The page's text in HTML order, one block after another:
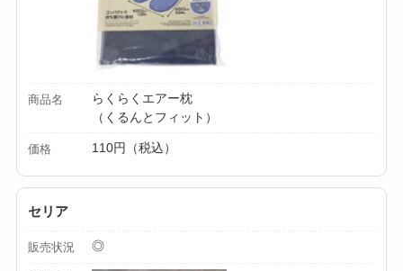
ー収納ポーチは買え
る？選び方＆活用
法！
商品名
らくらくエアー枕
（くるんとフィット）
価格 110円（税込）
セリア
販売状況 ◎